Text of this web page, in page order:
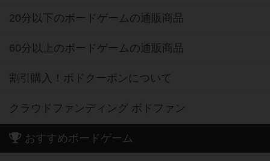
20分以下のボードゲームの通販商品
60分以上のボードゲームの通販商品
割引購入！ボドクーポンについて
クラウドファンディング ボドファン
おすすめボードゲーム